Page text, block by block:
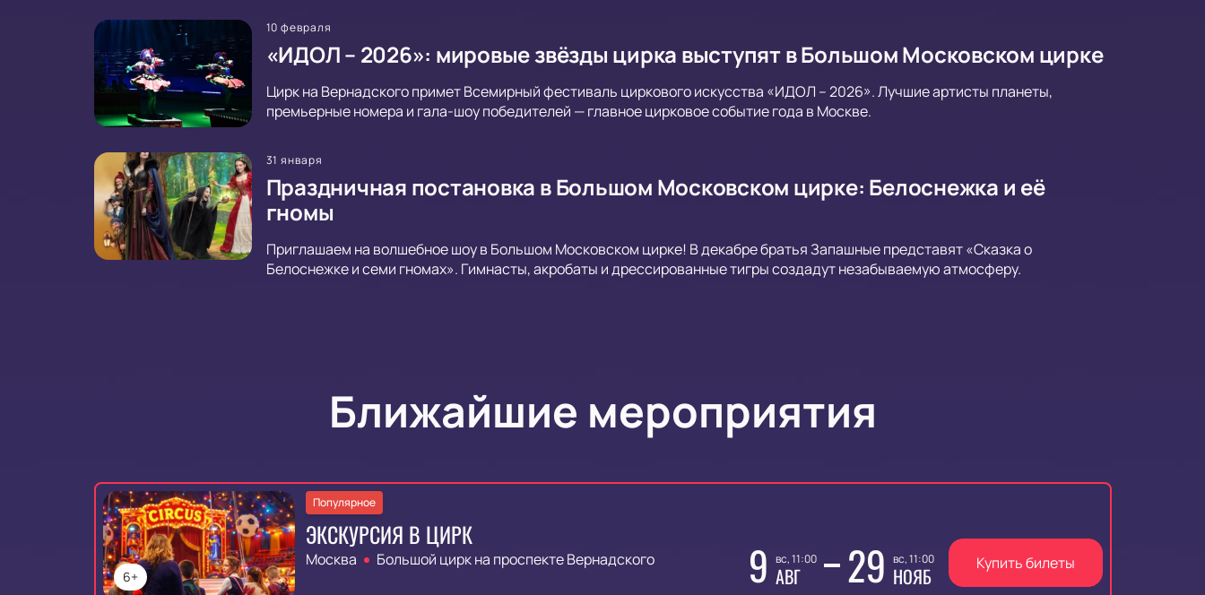
10 февраля
«ИДОЛ – 2026»: мировые звёзды цирка выступят в Большом Московском цирке
Цирк на Вернадского примет Всемирный фестиваль циркового искусства «ИДОЛ – 2026». Лучшие артисты планеты,
премьерные номера и гала-шоу победителей — главное цирковое событие года в Москве.
31 января
Праздничная постановка в Большом Московском цирке: Белоснежка и её
гномы
Приглашаем на волшебное шоу в Большом Московском цирке! В декабре братья Запашные представят «Сказка о
Белоснежке и семи гномах». Гимнасты, акробаты и дрессированные тигры создадут незабываемую атмосферу.
Ближайшие мероприятия
6+
Популярное
ЭКСКУРСИЯ В ЦИРК
Москва Большой цирк на проспекте Вернадского 9 вс, 11:00
АВГ 29 вс, 11:00
НОЯБ Купить билеты